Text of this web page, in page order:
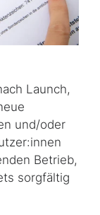
Launch,
und/oder
Betrieb,
sorgfältig